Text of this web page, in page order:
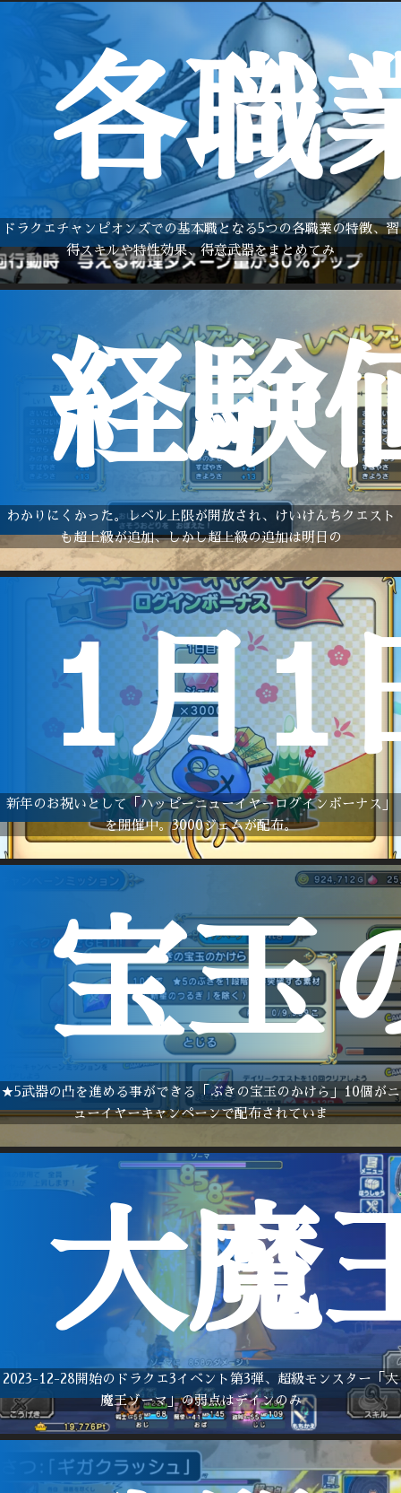
各職
ドラクエチャンピオンズでの基本職となる5つの各職業の特徴、習
得スキルや特性効果、得意武器をまとめてみ
経験
わかりにくかった。レベル上限が開放され、けいけんちクエスト
も超上級が追加、しかし超上級の追加は明日の
1月1
新年のお祝いとして「ハッピーニューイヤーログインボーナス」
を開催中。3000ジェムが配布。
宝玉
★5武器の凸を進める事ができる「ぶきの宝玉のかけら」10個がニ
ューイヤーキャンペーンで配布されていま
大魔
2023-12-28開始のドラクエ3イベント第3弾、超級モンスター「大
魔王ゾーマ」の弱点はデインのみ